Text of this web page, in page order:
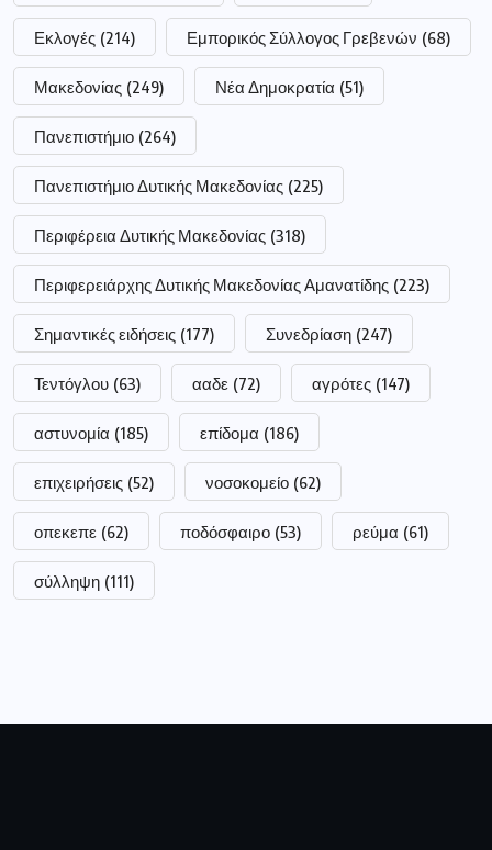
Εκλογές (214) Εμπορικός Σύλλογος Γρεβενών (68)
Μακεδονίας (249) Νέα Δημοκρατία (51)
Πανεπιστήμιο (264)
Πανεπιστήμιο Δυτικής Μακεδονίας (225)
Περιφέρεια Δυτικής Μακεδονίας (318)
Περιφερειάρχης Δυτικής Μακεδονίας Αμανατίδης (223)
Σημαντικές ειδήσεις (177) Συνεδρίαση (247)
Τεντόγλου (63) ααδε (72) αγρότες (147)
αστυνομία (185) επίδομα (186)
επιχειρήσεις (52) νοσοκομείο (62)
οπεκεπε (62) ποδόσφαιρο (53) ρεύμα (61)
σύλληψη (111)